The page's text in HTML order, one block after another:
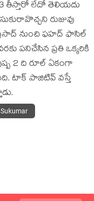
తీస్తారో లేదో తెలియదు
రుజువు
నుంచి ఫహద్ ఫాసిల్
పనిచేసిన ప్రతి ఒక్కరికి
2 ది రూల్ ఏకంగా
టాక్ పాజిటివ్ వస్తే
Sukumar